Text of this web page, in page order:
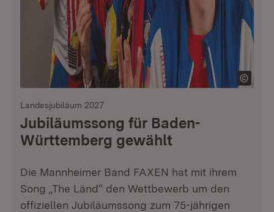
Landesjubiläum 2027
Jubiläumssong für Baden-
Württemberg gewählt
Die Mannheimer Band FAXEN hat mit ihrem
Song „The Länd“ den Wettbewerb um den
offiziellen Jubiläumssong zum 75-jährigen